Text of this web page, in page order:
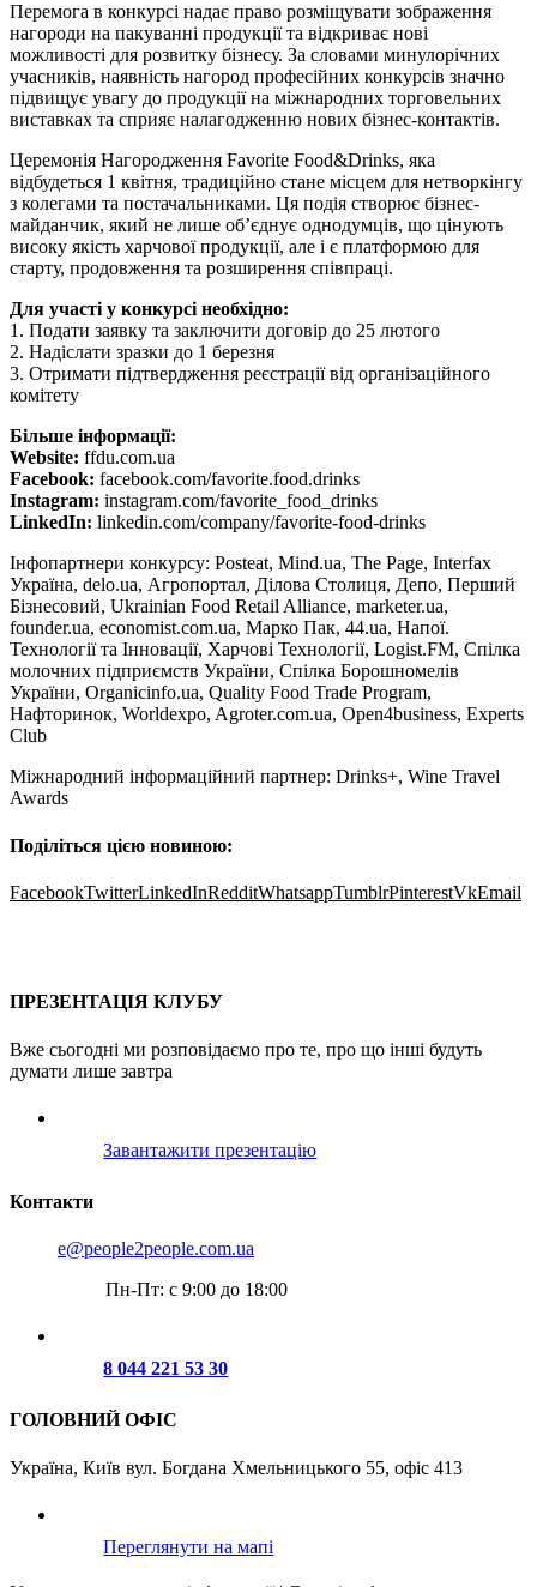
Перемога в конкурсі надає право розміщувати зображення
нагороди на пакуванні продукції та відкриває нові
можливості для розвитку бізнесу. За словами минулорічних
учасників, наявність нагород професійних конкурсів значно
підвищує увагу до продукції на міжнародних торговельних
виставках та сприяє налагодженню нових бізнес-контактів.
Церемонія Нагородження Favorite Food&Drinks, яка
відбудеться 1 квітня, традиційно стане місцем для нетворкінгу
з колегами та постачальниками. Ця подія створює бізнес-
майданчик, який не лише об’єднує однодумців, що цінують
високу якість харчової продукції, але і є платформою для
старту, продовження та розширення співпраці.
Для участі у конкурсі необхідно:
1. Подати заявку та заключити договір до 25 лютого
2. Надіслати зразки до 1 березня
3. Отримати підтвердження реєстрації від організаційного
комітету
Більше інформації:
Website: ffdu.com.ua
Facebook: facebook.com/favorite.food.drinks
Instagram: instagram.com/favorite_food_drinks
LinkedIn: linkedin.com/company/favorite-food-drinks
Інфопартнери конкурсу: Posteat, Mind.ua, The Page, Interfax
Україна, delo.ua, Агропортал, Ділова Столиця, Депо, Перший
Бізнесовий, Ukrainian Food Retail Alliance, marketer.ua,
founder.ua, economist.com.ua, Марко Пак, 44.ua, Напої.
Технології та Інновації, Харчові Технології, Logist.FM, Спілка
молочних підприємств України, Спілка Борошномелів
України, Оrganicinfo.ua, Quality Food Trade Program,
Нафторинок, Worldexpo, Agroter.com.ua, Open4business, Experts
Club
Міжнародний інформаційний партнер: Drinks+, Wine Travel
Awards
Поділіться цією новиною:
FacebookTwitterLinkedInRedditWhatsappTumblrPinterestVkEmail
ПРЕЗЕНТАЦІЯ КЛУБУ
Вже сьогодні ми розповідаємо про те, про що інші будуть
думати лише завтра
Завантажити презентацію
Контакти
e@people2people.com.ua
Пн-Пт: с 9:00 до 18:00
8 044 221 53 30
ГОЛОВНИЙ ОФІС
Україна, Київ вул. Богдана Хмельницького 55, офіс 413
Переглянути на мапі